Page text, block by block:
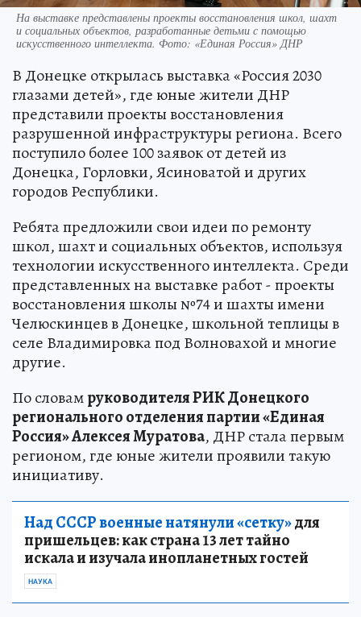
На выставке представлены проекты восстановления школ, шахт
и социальных объектов, разработанные детьми с помощью
искусственного интеллекта. Фото: «Единая Россия» ДНР
В Донецке открылась выставка «Россия 2030
глазами детей», где юные жители ДНР
представили проекты восстановления
разрушенной инфраструктуры региона. Всего
поступило более 100 заявок от детей из
Донецка, Горловки, Ясиноватой и других
городов Республики.
Ребята предложили свои идеи по ремонту
школ, шахт и социальных объектов, используя
технологии искусственного интеллекта. Среди
представленных на выставке работ - проекты
восстановления школы №74 и шахты имени
Челюскинцев в Донецке, школьной теплицы в
селе Владимировка под Волновахой и многие
другие.
По словамруководителя РИК Донецкого
регионального отделения партии «Единая
Россия» Алексея Муратова, ДНР стала первым
регионом, где юные жители проявили такую
инициативу.
Над СССР военные натянули «сетку»для
пришельцев: как страна 13 лет тайно
искала и изучала инопланетных гостей
НАУКА